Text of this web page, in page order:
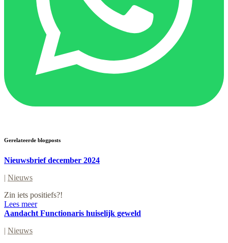
Gerelateerde blogposts
Nieuwsbrief december 2024
| Nieuws
Zin iets positiefs?!
Lees meer
Aandacht Functionaris huiselijk geweld
| Nieuws